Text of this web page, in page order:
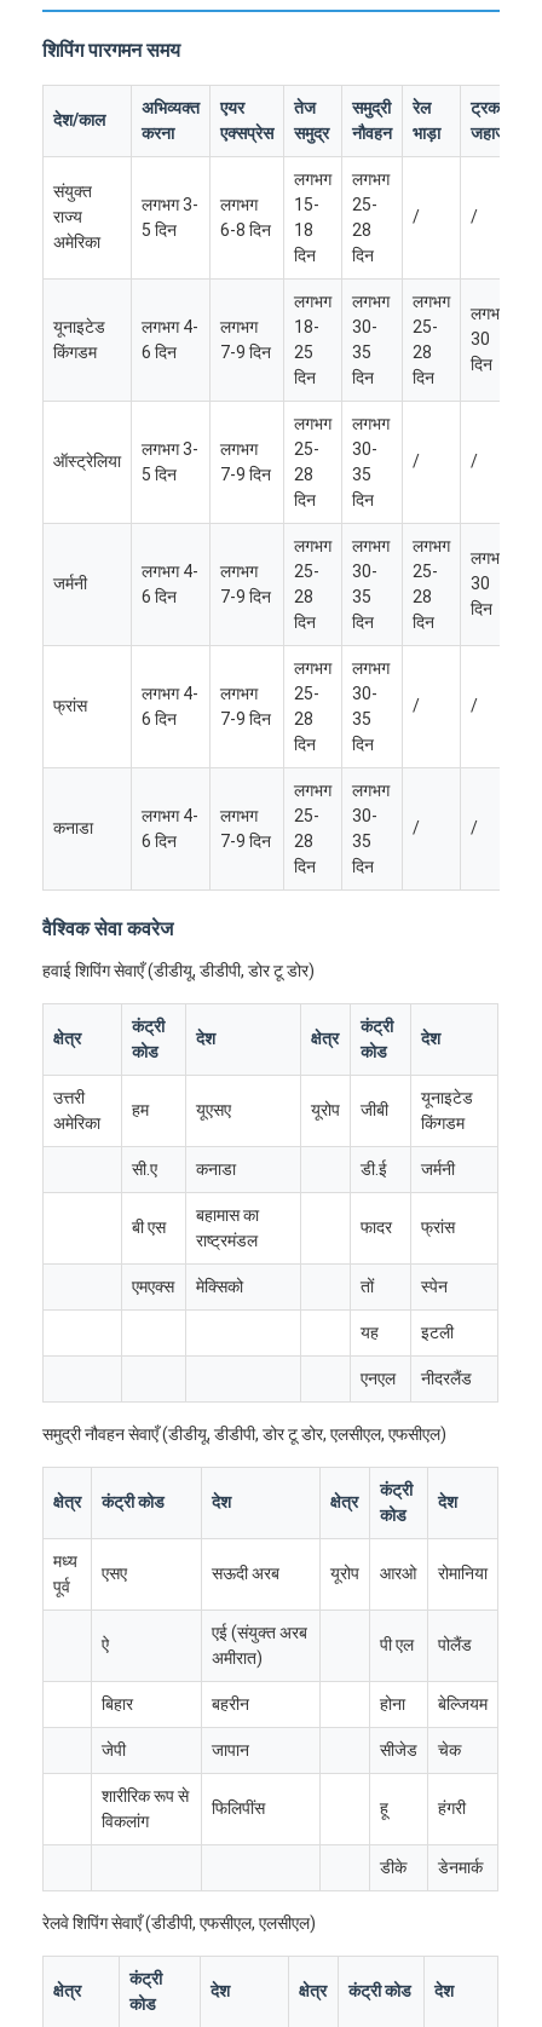
उत्पाद
फैक्टरी यात्रा
गुणवत्ता नियंत्रण
हमसे संपर्क करें
इंटरनेशनल फ्रेट फॉरवर्ड
हवाई माल ढुलाई
चीन से डीडीपी शिपिंग
एक्सप्रेस शिपिंग
शिपिंग पारगमन समय
देश/काल
अभिव्यक्त
करना
एयर
एक्सप्रेस
तेज
समुद्र
समुद्री
नौवहन
रेल
भाड़ा
ट्रक
जहाज
संयुक्त
राज्य
अमेरिका
लगभग 3-
5 दिन
लगभग
6-8 दिन
लगभग
15-
18
दिन
लगभग
25-
28
दिन
/ /
यूनाइटेड
किंगडम
लगभग 4-
6 दिन
लगभग
7-9 दिन
लगभग
18-
25
दिन
लगभग
30-
35
दिन
लगभग
25-
28
दिन
लगभग
30
दिन
ऑस्ट्रेलिया
लगभग 3-
5 दिन
लगभग
7-9 दिन
लगभग
25-
28
दिन
लगभग
30-
35
दिन
/ /
जर्मनी
लगभग 4-
6 दिन
लगभग
7-9 दिन
लगभग
25-
28
दिन
लगभग
30-
35
दिन
लगभग
25-
28
दिन
लगभग
30
दिन
फ्रांस
लगभग 4-
6 दिन
लगभग
7-9 दिन
लगभग
25-
28
दिन
लगभग
30-
35
दिन
/ /
कनाडा
लगभग 4-
6 दिन
लगभग
7-9 दिन
लगभग
25-
28
दिन
लगभग
30-
35
दिन
/ /
वैश्विक सेवा कवरेज
हवाई शिपिंग सेवाएँ (डीडीयू, डीडीपी, डोर टू डोर)
क्षेत्र
कंट्री
कोड
देश क्षेत्र
कंट्री
कोड
देश
उत्तरी
अमेरिका
हम यूएसए यूरोप जीबी
यूनाइटेड
किंगडम
सी.ए कनाडा डी.ई जर्मनी
बी एस
बहामास का
राष्ट्रमंडल
फादर फ्रांस
एमएक्स मेक्सिको तों स्पेन
यह इटली
एनएल नीदरलैंड
समुद्री नौवहन सेवाएँ (डीडीयू, डीडीपी, डोर टू डोर, एलसीएल, एफसीएल)
क्षेत्र कंट्री कोड देश क्षेत्र
कंट्री
कोड
देश
मध्य
पूर्व
एसए सऊदी अरब यूरोप आरओ रोमानिया
ऐ
एई (संयुक्त अरब
अमीरात)
पी एल पोलैंड
बिहार बहरीन होना बेल्जियम
जेपी जापान सीजेड चेक
शारीरिक रूप से
विकलांग
फिलिपींस हू हंगरी
डीके डेनमार्क
रेलवे शिपिंग सेवाएँ (डीडीपी, एफसीएल, एलसीएल)
क्षेत्र
कंट्री
कोड
देश क्षेत्र कंट्री कोड देश